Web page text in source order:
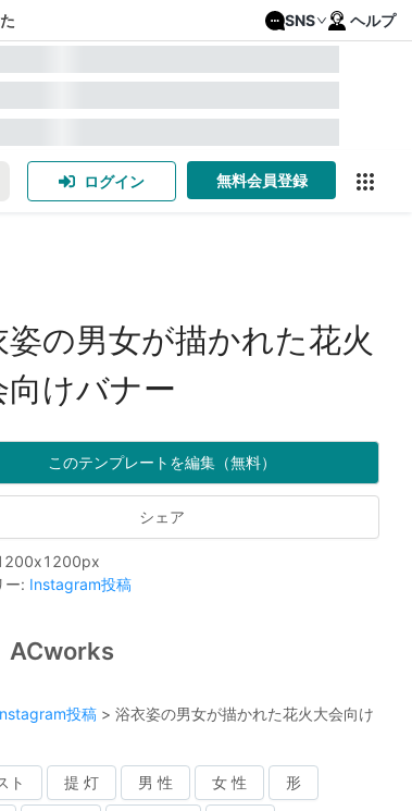
SNS ヘルプ
ログイン 無料会員登録
姿の男女が描かれた花火
向けバナー
このテンプレートを編集（無料）
シェア
x1200px
ー: Instagram投稿
ACworks
投稿 > 浴衣姿の男女が描かれた花火大会向け
ト 提 灯 男 性 女 性 形